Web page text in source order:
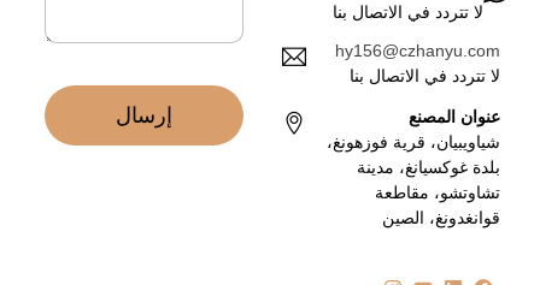
لا تتردد في الاتصال بنا
hy156@czhanyu.com
لا تتردد في الاتصال بنا
عنوان المصنع
شياويبيان، قرية فوزهونغ،
بلدة غوكسيانغ، مدينة
تشاوتشو، مقاطعة
قوانغدونغ، الصين
إرسال